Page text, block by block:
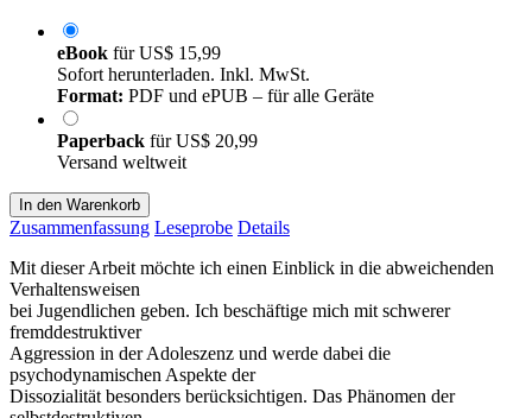
eBook fürUS$ 15,99
Sofort herunterladen. Inkl. MwSt.
Format: PDF und ePUB – für alle Geräte
Paperback fürUS$ 20,99
Versand weltweit
In den Warenkorb
Zusammenfassung Leseprobe Details
Mit dieser Arbeit möchte ich einen Einblick in die abweichenden
Verhaltensweisen
bei Jugendlichen geben. Ich beschäftige mich mit schwerer
fremddestruktiver
Aggression in der Adoleszenz und werde dabei die
psychodynamischen Aspekte der
Dissozialität besonders berücksichtigen. Das Phänomen der